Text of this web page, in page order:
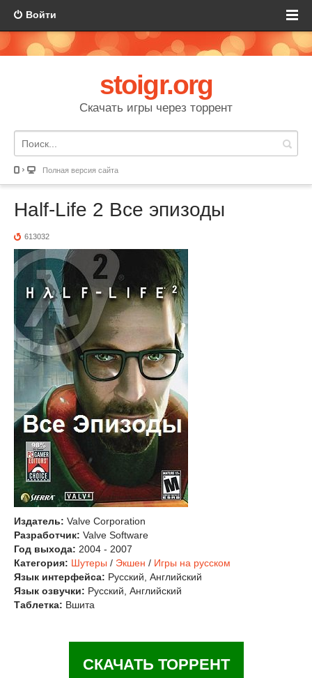
Войти
stoigr.org
Скачать игры через торрент
Полная версия сайта
Half-Life 2 Все эпизоды
613032
Издатель: Valve Corporation
Разработчик: Valve Software
Год выхода: 2004 - 2007
Категория: Шутеры / Экшен / Игры на русском
Язык интерфейса: Русский, Английский
Язык озвучки: Русский, Английский
Таблетка: Вшита
СКАЧАТЬ ТОРРЕНТ